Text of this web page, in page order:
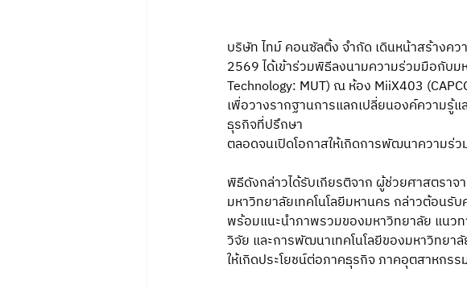
บริษัท ไทม์ คอนซัลติ้ง จำกัด เดินหน้าสร้างค
2569 ได้เข้าร่วมพิธีลงนามความร่วมมือกับม
Technology: MUT) ณ ห้อง MiiX403
เพื่อวางรากฐานการแลกเปลี่ยนองค์ความรู้
ธุรกิจที่ปรึกษา
ตลอดจนเปิดโอกาสให้เกิดการพัฒนาความร่
พิธีดังกล่าวได้รับเกียรติจาก ผู้ช่วยศาสตรา
มหาวิทยาลัยเทคโนโลยีมหานคร กล่าวต้อน
พร้อมแนะนำภาพรวมของมหาวิทยาลัย แนว
วิจัย และการพัฒนาเทคโนโลยีของมหาวิทย
ให้เกิดประโยชน์ต่อภาคธุรกิจ ภาคอุตสาหกร